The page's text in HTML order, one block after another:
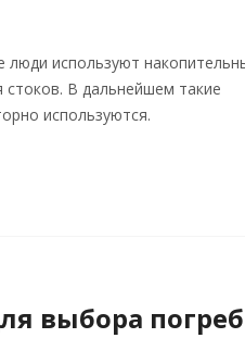
люди используют
В дальнейшем такие
используются.
выбора